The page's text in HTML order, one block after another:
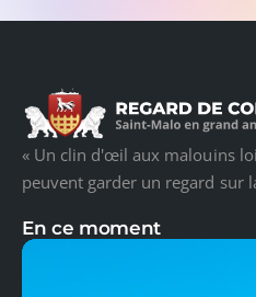
« Un clin d'œil aux malouins
peuvent garder un regard sur
En ce moment